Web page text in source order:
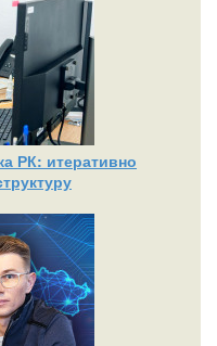
РК: итеративно